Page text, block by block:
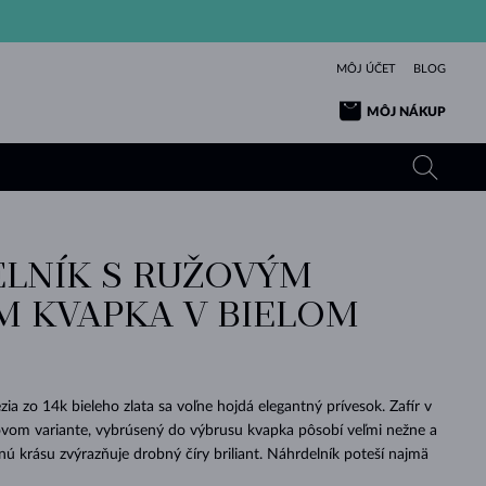
MÔJ ÚČET BLOG
MÔJ NÁKUP
VÝNIMOČNÝ
LÁSKA
ŽLTÉ ZLATO
RUŽOVÉ ZLATO
KRÁSOU
TANZANITY
TOPÁSY
PRE BÁBÄTKÁ
SVADOBNÉ
KRÁSNE
TURMALÍNY
VLTAVÍNY
BIELE ZLATO
ŽLTÉ ZLATO
PRÍVESKY
NÁRAMKY
ELEGANCIA
ZAFÍRY
SMARAGDY
SVADOBNÉ
ŽLTÉ ZLATO
ŠPERKY
KRÁSU
KOLEKCIE
S RUŽOVÝM
KVAPKA V BIELOM
zo 14k bieleho zlata sa voľne hojdá elegantný prívesok. Zafír v
variante, vybrúsený do výbrusu kvapka pôsobí veľmi nežne a
krásu zvýrazňuje drobný číry briliant. Náhrdelník poteší najmä